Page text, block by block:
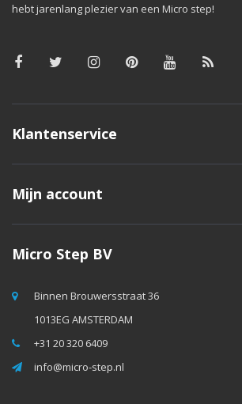
hebt jarenlang plezier van een Micro step!
Klantenservice
Mijn account
Micro Step BV
Binnen Brouwersstraat 36
1013EG AMSTERDAM
+31 20 320 6409
info@micro-step.nl